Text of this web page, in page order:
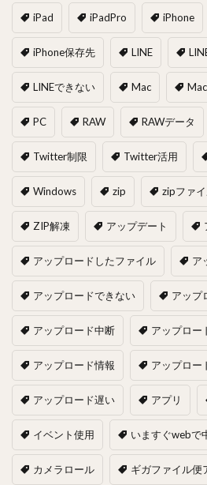
iPad iPadPro iPhone
iPhone保存先 LINE
LINEできない Mac
PC RAW RAWデータ
Twitter制限 Twitter活用
Windows zip zipファ
ZIP解凍 アップデート
アップロードしたファイル ア
アップロードできない アップ
アップロード中断 アップロー
アップロード情報 アップロー
アップロード遅い アプリ
イベント使用 いますぐwebで
カメラロール ギガファイル便